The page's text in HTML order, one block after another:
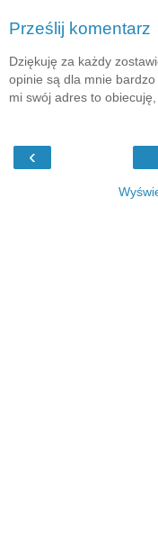
Prześlij komentarz
Dziękuję za każdy
opinie są dla mnie
mi swój adres to
‹